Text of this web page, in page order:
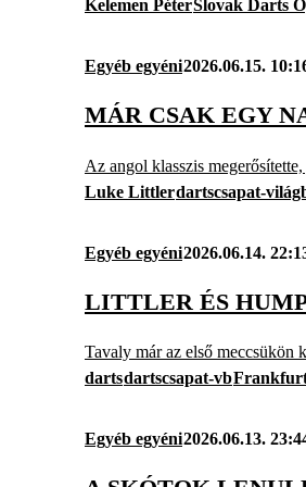
Kelemen PéterSlovak Darts
Egyéb egyéni2026.06.15.
MÁR CSAK EGY
Az angol klasszis
Luke Littlerdartscsapat-
Egyéb egyéni2026.06.14.
LITTLER ÉS
Tavaly már az első meccsükön
dartsdartscsapat-vb
Egyéb egyéni2026.06.13.